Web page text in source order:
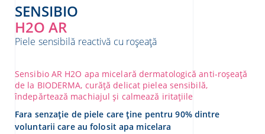
SENSIBIO
H2O AR
Piele sensibilă reactivă cu roșeață
Sensibio AR H2O apa micelară dermatologică anti-roșeață
de la BIODERMA, curăță delicat pielea sensibilă,
îndepărtează machiajul și calmează iritațiile
Fara senzație de piele care ține pentru 90% dintre
voluntarii care au folosit apa micelara